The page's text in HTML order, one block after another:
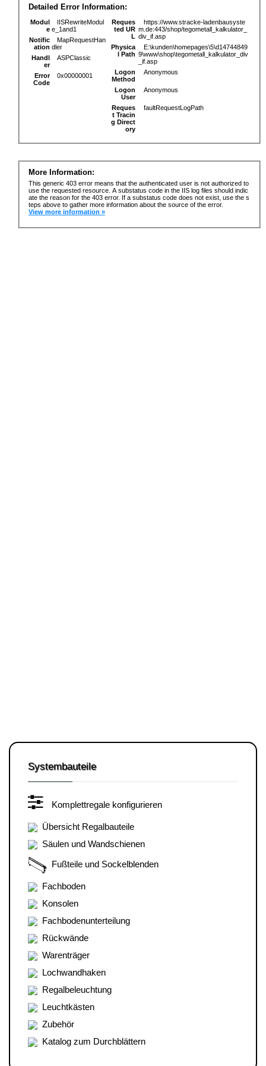
Systembauteile
Komplettregale konfigurieren
Übersicht Regalbauteile
Säulen und Wandschienen
Fußteile und Sockelblenden
Fachboden
Konsolen
Fachbodenunterteilung
Rückwände
Warenträger
Lochwandhaken
Regalbeleuchtung
Leuchtkästen
Zubehör
Katalog zum Durchblättern